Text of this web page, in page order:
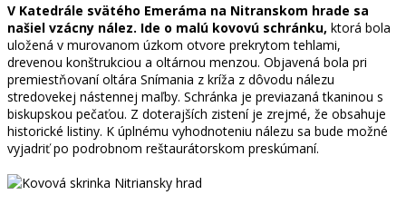
V Katedrále svätého Emeráma na Nitranskom hrade sa
našiel vzácny nález. Ide o malú kovovú schránku, ktorá bola
uložená v murovanom úzkom otvore prekrytom tehlami,
drevenou konštrukciou a oltárnou menzou. Objavená bola pri
premiestňovaní oltára Snímania z kríža z dôvodu nálezu
stredovekej nástennej maľby. Schránka je previazaná tkaninou s
biskupskou pečaťou. Z doterajších zistení je zrejmé, že obsahuje
historické listiny. K úplnému vyhodnoteniu nálezu sa bude možné
vyjadriť po podrobnom reštaurátorskom preskúmaní.